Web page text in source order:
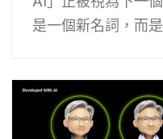
是一個新名詞，而